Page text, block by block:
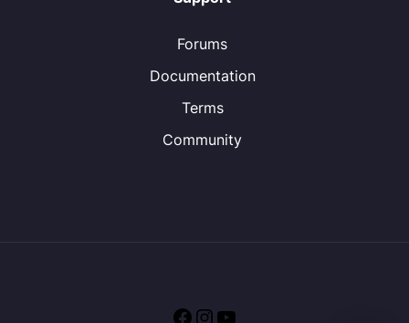
Forums
Documentation
Terms
Community
FacebookInstagram